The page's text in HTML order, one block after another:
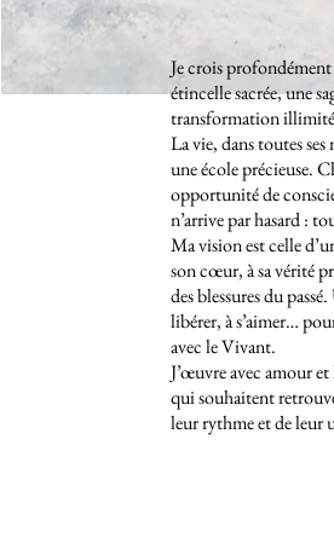
Je crois
étincelle sacrée, une
transformation
La vie, dans toutes
une école précieuse.
opportunité de
n’arrive par hasard :
Ma vision est celle
son cœur, à sa vérité
des blessures du
libérer, à s’aimer…
avec le Vivant.
J’œuvre avec amour
qui souhaitent
leur rythme et de leur